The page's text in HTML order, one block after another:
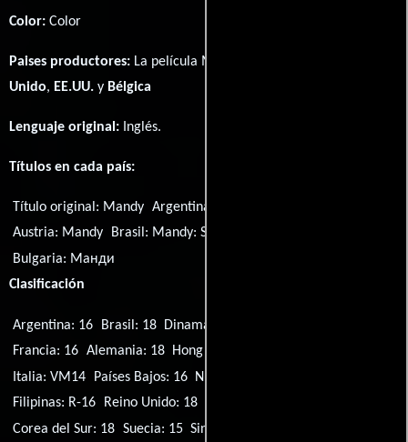
Color: Color
Paises productores: La película Mandy fué producida en
Unido, EE.UU. y Bélgica
Lenguaje original: Inglés.
Títulos en cada país:
Título original: Mandy Argentina:
Austria: Mandy Brasil: Mandy: Sede de Vingança
Bulgaria: Манди
Clasificación
Argentina: 16 Brasil: 18 Dinamarca: 15
Francia: 16 Alemania: 18 Hong Kong: III
Italia: VM14
Países Bajos: 16
Nueva Zelanda: R18
Filipinas: R-16
Reino Unido: 18
Corea del Sur: 18 Suecia: 15 Singapur: R21